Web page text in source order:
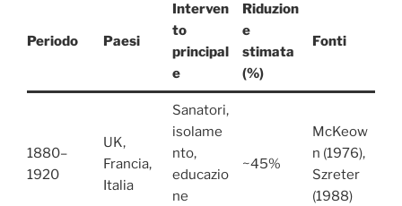
Periodo Paesi
Interven
to
principal
e
Riduzion
e
stimata
(%)
Fonti
1880–
1920
UK,
Francia,
Italia
Sanatori,
isolame
nto,
educazio
ne
~45%
McKeow
n (1976),
Szreter
(1988)